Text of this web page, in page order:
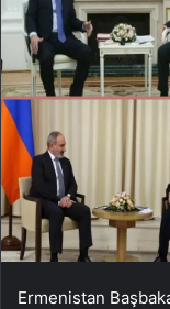
Ermenistan